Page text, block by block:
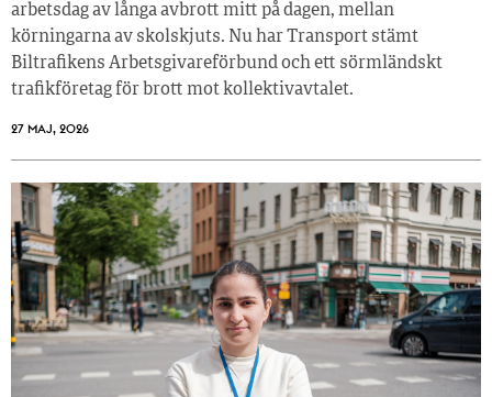
arbetsdag av långa avbrott mitt på dagen, mellan
körningarna av skolskjuts. Nu har Transport stämt
Biltrafikens Arbetsgivareförbund och ett sörmländskt
trafikföretag för brott mot kollektivavtalet.
27 MAJ, 2026